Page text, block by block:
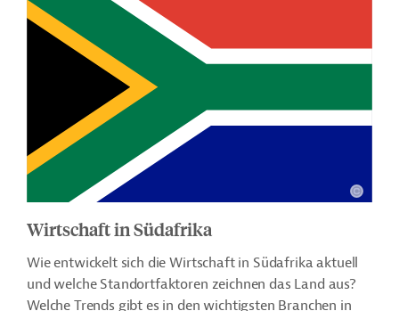
Wirtschaft in Südafrika
Wie entwickelt sich die Wirtschaft in Südafrika aktuell
und welche Standortfaktoren zeichnen das Land aus?
Welche Trends gibt es in den wichtigsten Branchen in